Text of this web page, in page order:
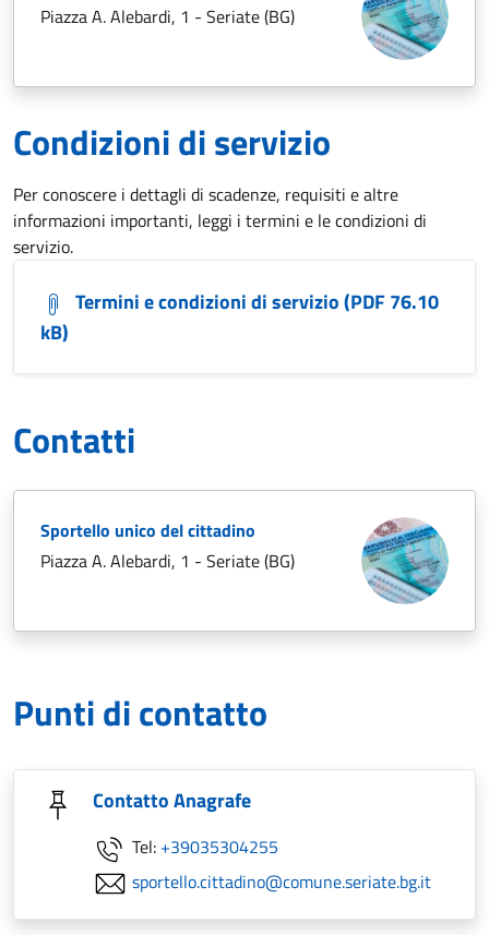
Piazza A. Alebardi, 1 - Seriate (BG)
Condizioni di servizio
Per conoscere i dettagli di scadenze, requisiti e altre
informazioni importanti, leggi i termini e le condizioni di
servizio.
Termini e condizioni di servizio (PDF 76.10
kB)
Contatti
Sportello unico del cittadino
Piazza A. Alebardi, 1 - Seriate (BG)
Punti di contatto
Contatto Anagrafe
Tel: +39035304255
sportello.cittadino@comune.seriate.bg.it